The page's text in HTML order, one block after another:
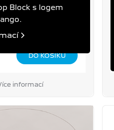
Block s logem
informací